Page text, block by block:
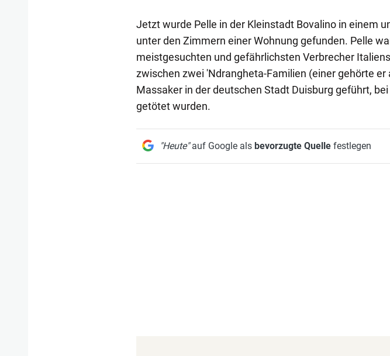
Jetzt wurde Pelle in der Kleinstadt Bovalino in einem
unter den Zimmern einer Wohnung gefunden. Pelle
meistgesuchten und gefährlichsten Verbrecher
zwischen zwei 'Ndrangheta-Familien (einer gehörte er
Massaker in der deutschen Stadt Duisburg geführt,
getötet wurden.
"Heute"auf Google als bevorzugte Quellefestlegen